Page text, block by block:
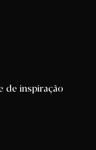
de inspiração